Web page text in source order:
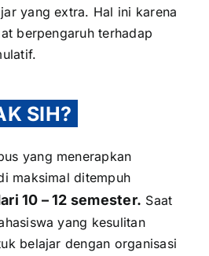
yang extra. Hal ini karena
berpengaruh terhadap
SIH?
yang menerapkan
maksimal ditempuh
10 – 12 semester. Saat
yang kesulitan
belajar dengan organisasi